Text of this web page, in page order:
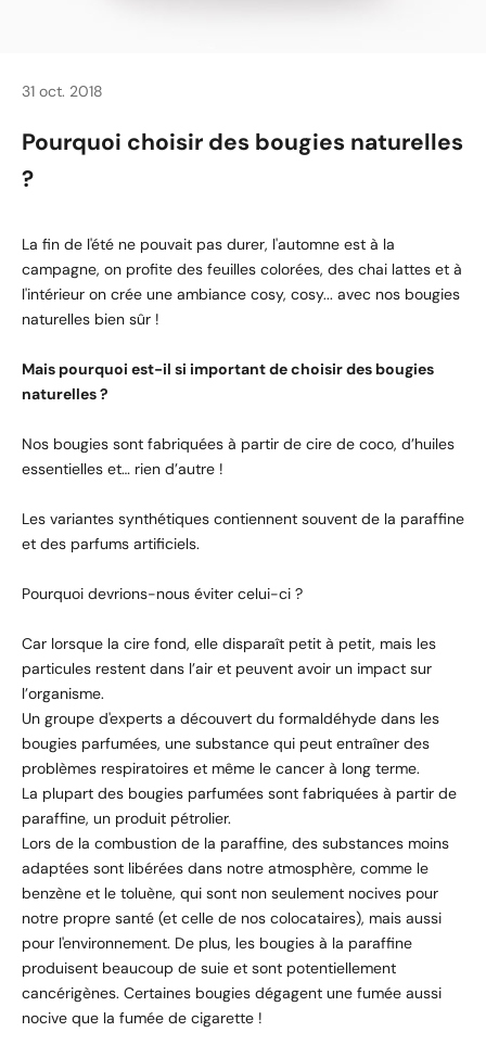
31 oct. 2018
Pourquoi choisir des bougies naturelles
?
La fin de l'été ne pouvait pas durer, l'automne est à la
campagne, on profite des feuilles colorées, des chai lattes et à
l'intérieur on crée une ambiance cosy, cosy... avec nos bougies
naturelles bien sûr !
Mais pourquoi est-il si important de choisir des bougies
naturelles ?
Nos bougies sont fabriquées à partir de cire de coco, d’huiles
essentielles et… rien d’autre !
Les variantes synthétiques contiennent souvent de la paraffine
et des parfums artificiels.
Pourquoi devrions-nous éviter celui-ci ?
Car lorsque la cire fond, elle disparaît petit à petit, mais les
particules restent dans l’air et peuvent avoir un impact sur
l’organisme.
Un groupe d'experts a découvert du formaldéhyde dans les
bougies parfumées, une substance qui peut entraîner des
problèmes respiratoires et même le cancer à long terme.
La plupart des bougies parfumées sont fabriquées à partir de
paraffine, un produit pétrolier.
Lors de la combustion de la paraffine, des substances moins
adaptées sont libérées dans notre atmosphère, comme le
benzène et le toluène, qui sont non seulement nocives pour
notre propre santé (et celle de nos colocataires), mais aussi
pour l'environnement. De plus, les bougies à la paraffine
produisent beaucoup de suie et sont potentiellement
cancérigènes. Certaines bougies dégagent une fumée aussi
nocive que la fumée de cigarette !